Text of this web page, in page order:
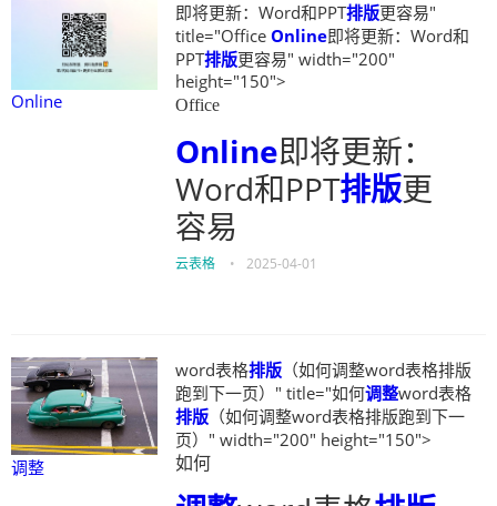
Online
即将更新：Word和PPT排版更容易"
title="Office Online即将更新：Word和
PPT排版更容易" width="200"
height="150">
Office
Online即将更新：
Word和PPT排版更
容易
云表格 • 2025-04-01
调整
word表格排版 （如何调整word表格排版
跑到下一页）" title="如何调整word表格
排版 （如何调整word表格排版跑到下一
页）" width="200" height="150">
如何